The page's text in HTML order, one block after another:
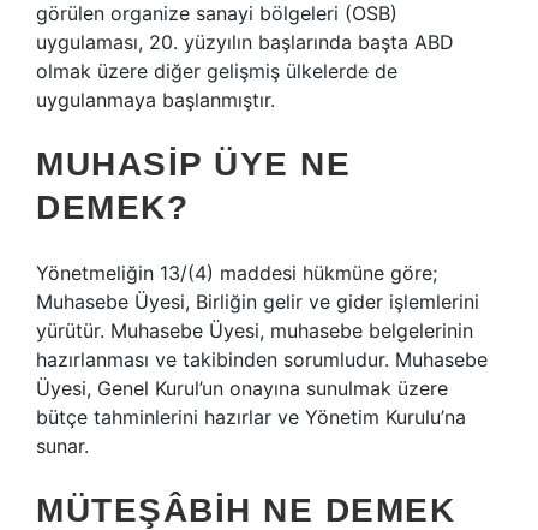
görülen organize sanayi bölgeleri (OSB)
uygulaması, 20. yüzyılın başlarında başta ABD
olmak üzere diğer gelişmiş ülkelerde de
uygulanmaya başlanmıştır.
MUHASIP ÜYE NE
DEMEK?
Yönetmeliğin 13/(4) maddesi hükmüne göre;
Muhasebe Üyesi, Birliğin gelir ve gider işlemlerini
yürütür. Muhasebe Üyesi, muhasebe belgelerinin
hazırlanması ve takibinden sorumludur. Muhasebe
Üyesi, Genel Kurul’un onayına sunulmak üzere
bütçe tahminlerini hazırlar ve Yönetim Kurulu’na
sunar.
MÜTEŞÂBIH NE DEMEK